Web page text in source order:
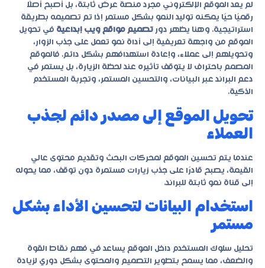
لم يعد الموقع الإلكتروني مجرد منصة عرض ثابتة، بل أصبح أصلًا
رقميًا حيًا يمكنه توليد النمو بشكل مستمر إذا تم تصميمه بطريقة
استراتيجية. وهنا يظهر دور تصميم مواقع ويب إبداعية في تحويل
الموقع من واجهة تعريفية إلى أداة نمو تعمل على جذب الزوار،
وتحويلهم إلى عملاء، وإعادة استهدافهم بشكل دائم. فالموقع
المصمم باحتراف لا يتوقف تأثيره عند لحظة الزيارة، بل يستمر في
دعم البراند عبر البيانات، والتحسين المستمر، وتجربة المستخدم
الذكية.
تحويل الموقع إلى مصدر دائم لجذب
العملاء
عندما يتم تحسين الموقع لمحركات البحث وتقديم محتوى عالي
القيمة، يصبح قادرًا على جذب زيارات مستمرة دون توقف، مما يحوله
إلى قناة نمو ثابتة للبراند.
استخدام البيانات لتحسين الأداء بشكل
مستمر
تحليل سلوك المستخدم داخل الموقع يساعد في فهم نقاط القوة
والضعف، مما يسمح بتطوير التصميم والمحتوى بشكل دوري لزيادة